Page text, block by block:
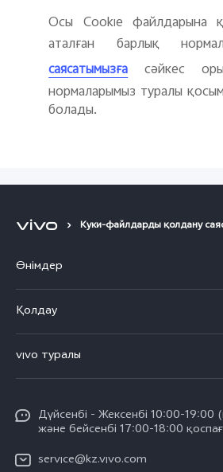
Осы Cookie файлдарына
аталған барлық
саясатымызға сәйкес
нормаларымыз туралы
болады.
Куки-файлдарды қолдану
Өнімдер
X300
X200
V60
V60 Lite 5G
Қолдау
Сервистік орталықтар
Funtouch OS
vivo туралы
Баспасөз орталығы
vivo компаниясында жұмыс жасау
Дүйсенбі - Жексенбі 10:00-19:00
және бейсенбі 17:00-18:00
service@kz.vivo.com